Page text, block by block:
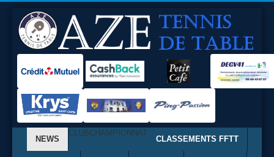
NEWS
CLUBCHAMPIONNAT
CLASSEMENTS FFTT